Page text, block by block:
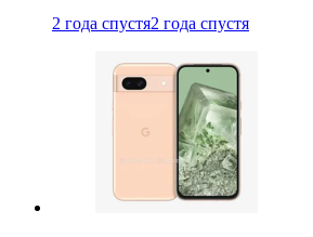
2 года спустя2 года спустя